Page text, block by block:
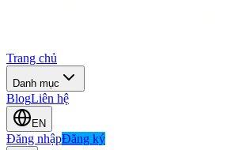
Trang chủ
Danh mục
BlogLiên hệ
EN
Đăng nhậpĐăng ký